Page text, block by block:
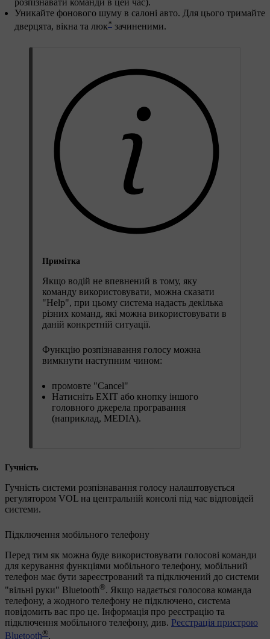
розпізнавати команди в цей час).
Уникайте фонового шуму в салоні авто. Для цього тримайте
дверцята, вікна та люк* зачиненими.
Примітка
Якщо водій не впевнений в тому, яку
команду використовувати, можна сказати
"Help", при цьому система надасть декілька
різних команд, які можна використовувати в
даній конкретній ситуації.
Функцію розпізнавання голосу можна
вимкнути наступним чином:
промовте "Cancel"
Натисніть EXIT або кнопку іншого
головного джерела програвання
(наприклад, MEDIA).
Гучність
Гучність системи розпізнавання голосу налаштовується
регулятором VOL на центральній консолі під час відповідей
системи.
Підключення мобільного телефону
Перед тим як можна буде використовувати голосові команди
для керування функціями мобільного телефону, мобільний
телефон має бути зареєстрований та підключений до системи
"вільні руки" Bluetooth®. Якщо надається голосова команда
телефону, а жодного телефону не підключено, система
повідомить вас про це. Інформація про реєстрацію та
підключення мобільного телефону, див. Реєстрація пристрою
Bluetooth®.